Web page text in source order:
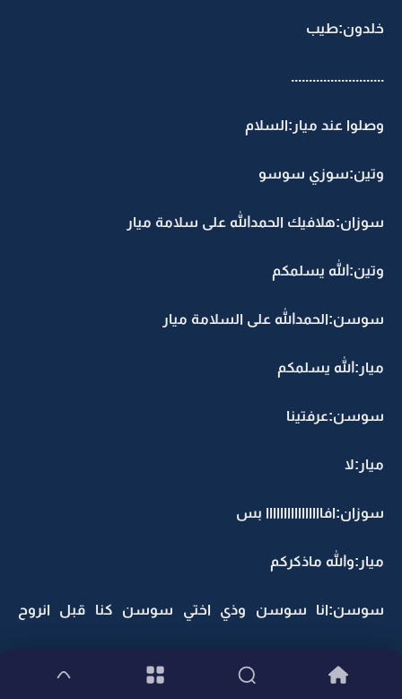
خلدون:طيب
..........................
وصلوا عند ميار:السلام
وتين:سوزي سوسو
سوزان:هلافيك الحمدالله على سلامة ميار
وتين:الله يسلمكم
سوسن:الحمدالله على السلامة ميار
ميار:الله يسلمكم
سوسن:عرفتينا
ميار:لا
سوزان:افاااااااااااااااا بس
ميار:والله ماذكركم
سوسن:انا سوسن وذي اختي سوسن كنا قبل انروح